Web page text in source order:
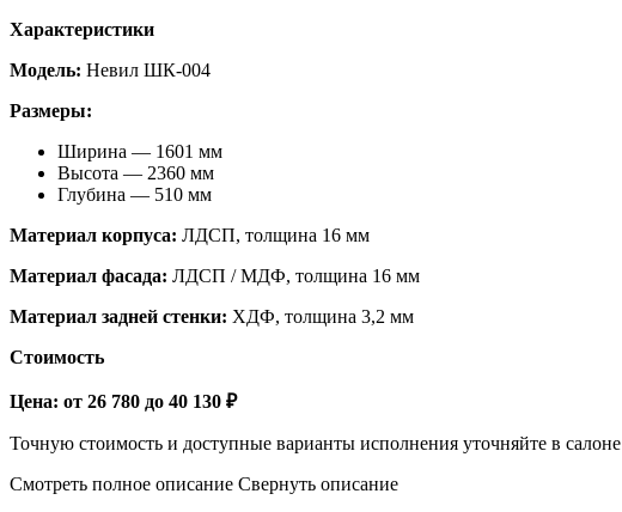
Характеристики
Модель: Невил ШК-004
Размеры:
Ширина — 1601 мм
Высота — 2360 мм
Глубина — 510 мм
Материал корпуса: ЛДСП, толщина 16 мм
Материал фасада: ЛДСП / МДФ, толщина 16 мм
Материал задней стенки: ХДФ, толщина 3,2 мм
Стоимость
Цена: от 26 780 до 40 130 ₽
Точную стоимость и доступные варианты исполнения уточняйте в салоне
Смотреть полное описание Свернуть описание